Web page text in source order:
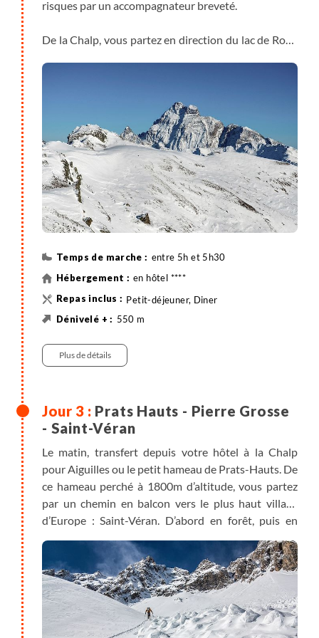
risques par un accompagnateur breveté.
De la Chalp, vous partez en direction du lac de Roue
Depuis Souliers, retour au lac de Roue, puis par le
GR. vous rejoignez la vallée d’Arvieux, pour profiter
de la piscine chauffée de votre hôtel.
entre 5h et 5h30
en hôtel ****
Petit-déjeuner, Diner
550 m
Randonnée
Plus de détails
Prats Hauts - Pierre Grosse
- Saint-Véran
Le matin, transfert depuis votre hôtel à la Chalp
pour Aiguilles ou le petit hameau de Prats-Hauts. De
ce hameau perché à 1800m d’altitude, vous partez
par un chemin en balcon vers le plus haut village
d’Europe : Saint-Véran. D’abord en forêt, puis en
plein soleil, vous appréciez cette traversée paisible
au milieu de ces alpages qui surplombent la vallée
des Aigues. Vous passez dans un des villages les plus
typiques du Queyras : Pierre grosse. Vous rejoindrez
le domaine skiable de Molines - Saint-Véran avant
d’atteindre le village de Saint-Véran (2040m).